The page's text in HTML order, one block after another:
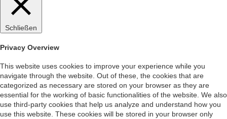
Schließen
Privacy Overview
This website uses cookies to improve your experience while you
navigate through the website. Out of these, the cookies that are
categorized as necessary are stored on your browser as they are
essential for the working of basic functionalities of the website. We also
use third-party cookies that help us analyze and understand how you
use this website. These cookies will be stored in your browser only